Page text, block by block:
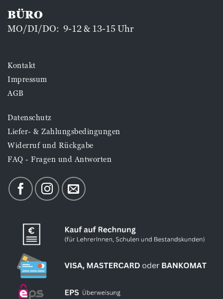
BÜRO
MO/DI/DO: 9-12 & 13-15 Uhr
Kontakt
Impressum
AGB
Datenschutz
Liefer- & Zahlungsbedingungen
Widerruf und Rückgabe
FAQ - Fragen und Antworten